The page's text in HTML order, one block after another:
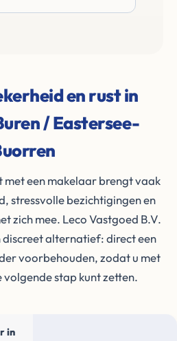
en rust in
/ Eastersee-
een makelaar brengt vaak
stressvolle bezichtigingen en
zich mee. Leco Vastgoed B.V.
discreet alternatief: direct een
voorbehouden, zodat u met
volgende stap kunt zetten.
in